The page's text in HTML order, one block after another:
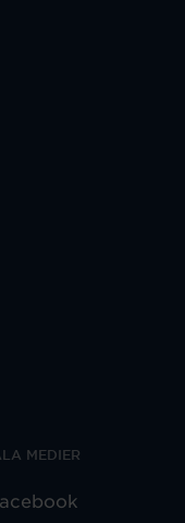
MEDIER